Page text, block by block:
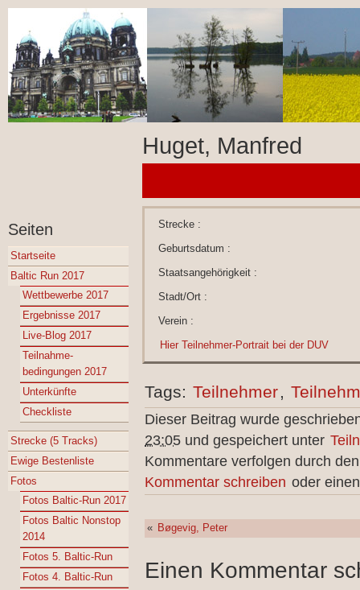
Seiten
Startseite
Baltic Run 2017
Wettbewerbe 2017
Ergebnisse 2017
Live-Blog 2017
Teilnahme-
bedingungen 2017
Unterkünfte
Checkliste
Strecke (5 Tracks)
Ewige Bestenliste
Fotos
Fotos Baltic-Run 2017
Fotos Baltic Nonstop
2014
Fotos 5. Baltic-Run
Fotos 4. Baltic-Run
Huget, Manfred
Strecke :
Geburtsdatum :
Staatsangehörigkeit :
Stadt/Ort :
Verein :
Hier Teilnehmer-Portrait bei der DUV
Tags: Teilnehmer,
Dieser Beitrag wurde
23:05 und gespeichert unter
Kommentare verfolgen durch
Kommentar schreiben oder
« Bøgevig, Peter
Einen Kommentar